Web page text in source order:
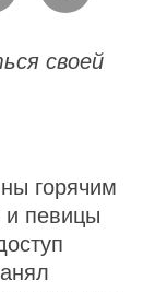
своей
горячим
и певицы